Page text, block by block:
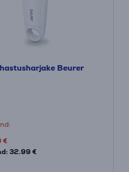
Beurer
€
32.99 €